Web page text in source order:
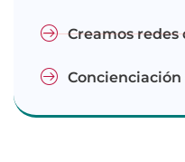
Creamos redes
Concienciación